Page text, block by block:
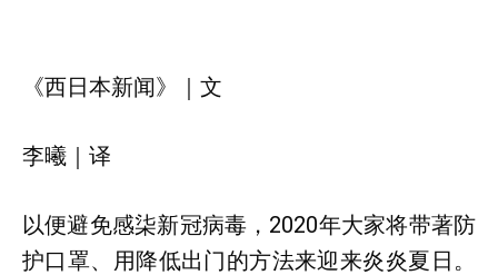
《西日本新闻》｜文
李曦｜译
以便避免感柒新冠病毒，2020年大家将带著防
护口罩、用降低出门的方法来迎来炎炎夏日。